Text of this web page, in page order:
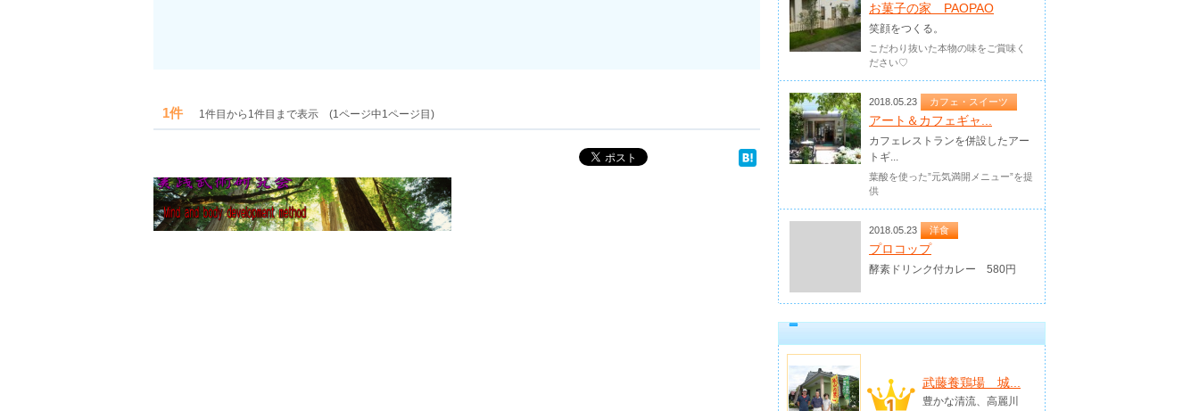
1件 1件目から1件目まで表示 (1ページ中1ページ目)
お菓子の家 PAOPAO
笑顔をつくる。
こだわり抜いた本物の味をご賞味く
ださい♡
2018.05.23 カフェ・スイーツ
アート＆カフェギャ...
カフェレストランを併設したアー
トギ...
葉酸を使った”元気満開メニュー”を提
供
2018.05.23 洋食
プロコップ
酵素ドリンク付カレー 580円
武藤養鶏場 城...
豊かな清流、高麗川